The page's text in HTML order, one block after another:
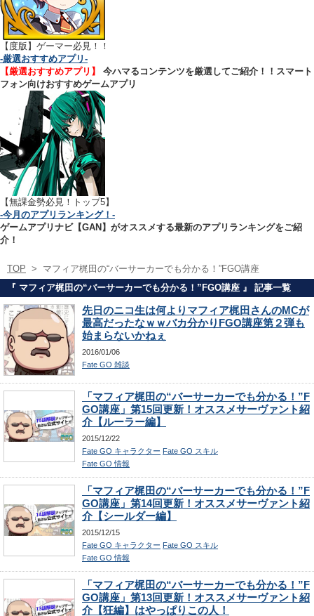
【 度版】ゲーマー必見！！
-厳選おすすめアプリ-
【厳選おすすめアプリ】
今ハマるコンテンツを厳選してご紹介！！スマート
フォン向けおすすめゲームアプリ
【無課金勢必見！トップ5】
-今月のアプリランキング！-
ゲームアプリナビ【GAN】がオススメする最新のアプリランキングをご紹
介！
TOP > マフィア梶田の“バーサーカーでも分かる！”FGO講座
『 マフィア梶田の“バーサーカーでも分かる！”FGO講座 』 記事一覧
先日のニコ生は何よりマフィア梶田さんのMCが
最高だったなｗｗバカ分かりFGO講座第２弾も
始まらないかねぇ
2016/01/06
Fate GO 雑談
「マフィア梶田の“バーサーカーでも分かる！”F
GO講座」第15回更新！オススメサーヴァント紹
介【ルーラー編】
2015/12/22
Fate GO キャラクター Fate GO スキル
Fate GO 情報
「マフィア梶田の“バーサーカーでも分かる！”F
GO講座」第14回更新！オススメサーヴァント紹
介【シールダー編】
2015/12/15
Fate GO キャラクター Fate GO スキル
Fate GO 情報
「マフィア梶田の“バーサーカーでも分かる！”F
GO講座」第13回更新！オススメサーヴァント紹
介【狂編】はやっぱりこの人！